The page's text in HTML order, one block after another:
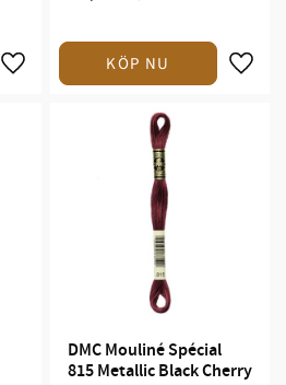
DMC Mouliné Spécial
815 Metallic Black Cherry